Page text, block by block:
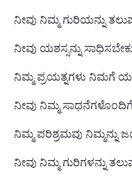
ನೀವು ನಿಮ್ಮ ಗುರಿಯನ್ನು
ನೀವು ಯಶಸ್ಸನ್ನು
ನಿಮ್ಮ ಪ್ರಯತ್ನಗಳು ನಿಮಗೆ
ನೀವು ನಿಮ್ಮ
ನಿಮ್ಮ ಪರಿಶ್ರಮವು
ನೀವು ನಿಮ್ಮ ಗುರಿಗಳನ್ನು